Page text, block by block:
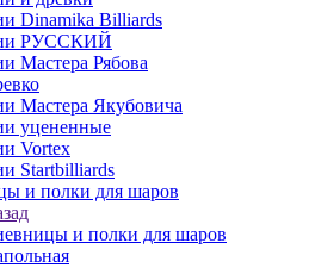
Dinamika Billiards
РУССКИЙ
Мастера Рябова
Мастера Якубовича
уцененные
Vortex
Startbilliards
и полки для шаров
и полки для шаров